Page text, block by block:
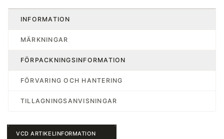
INFORMATION
MÄRKNINGAR
FÖRPACKNINGSINFORMATION
FÖRVARING OCH HANTERING
TILLAGNINGSANVISNINGAR
VCD ARTIKELINFORMATION